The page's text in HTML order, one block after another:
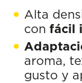
Alta
con fácil
aroma,
gusto y